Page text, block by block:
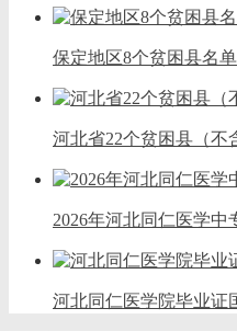
保定地区8个贫困县名单
河北省22个贫困县（不
2026年河北同仁医学中
河北同仁医学院毕业证